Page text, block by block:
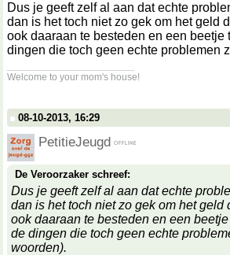
Dus je geeft zelf al aan dat echte
dan is het toch niet zo gek om het geld
ook daaraan te besteden en een beetje
dingen die toch geen echte problemen
Welcome to your mom's house!
08-10-2013, 16:29
PetitieJeugd
De Veroorzaker schreef:
Dus je geeft zelf al aan dat echte
dan is het toch niet zo gek om het geld
ook daaraan te besteden en een
de dingen die toch geen echte
woorden).